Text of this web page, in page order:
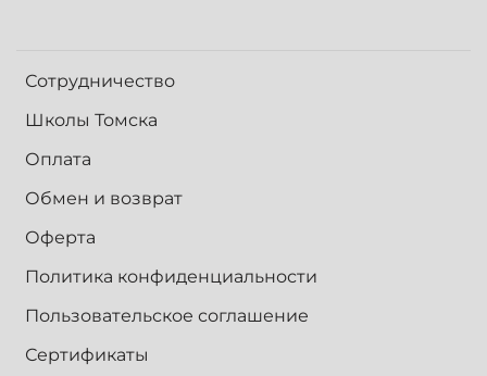
Сотрудничество
Школы Томска
Оплата
Обмен и возврат
Оферта
Политика конфиденциальности
Пользовательское соглашение
Сертификаты